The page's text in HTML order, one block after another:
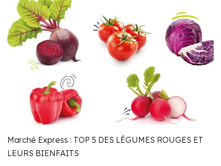
Marché Express : TOP 5 DES LÉGUMES ROUGES ET
LEURS BIENFAITS